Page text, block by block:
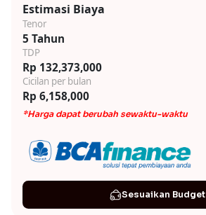
Estimasi Biaya
Tenor
5 Tahun
TDP
Rp 132,373,000
Cicilan per bulan
Rp 6,158,000
*Harga dapat berubah sewaktu-waktu
Sesuaikan Budget